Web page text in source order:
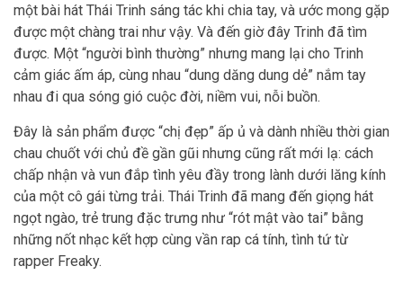
một bài hát Thái Trinh sáng tác khi chia tay, và ước mong gặp
được một chàng trai như vậy. Và đến giờ đây Trinh đã tìm
được. Một “người bình thường” nhưng mang lại cho Trinh
cảm giác ấm áp, cùng nhau “dung dăng dung dẻ” nắm tay
nhau đi qua sóng gió cuộc đời, niềm vui, nỗi buồn.
Đây là sản phẩm được “chị đẹp” ấp ủ và dành nhiều thời gian
chau chuốt với chủ đề gần gũi nhưng cũng rất mới lạ: cách
chấp nhận và vun đắp tình yêu đầy trong lành dưới lăng kính
của một cô gái từng trải. Thái Trinh đã mang đến giọng hát
ngọt ngào, trẻ trung đặc trưng như “rót mật vào tai” bằng
những nốt nhạc kết hợp cùng vần rap cá tính, tình tứ từ
rapper Freaky.